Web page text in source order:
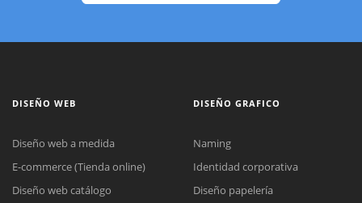
DISEÑO WEB
Diseño web a medida
E-commerce (Tienda online)
Diseño web catálogo
DISEÑO GRAFICO
Naming
Identidad corporativa
Diseño papelería